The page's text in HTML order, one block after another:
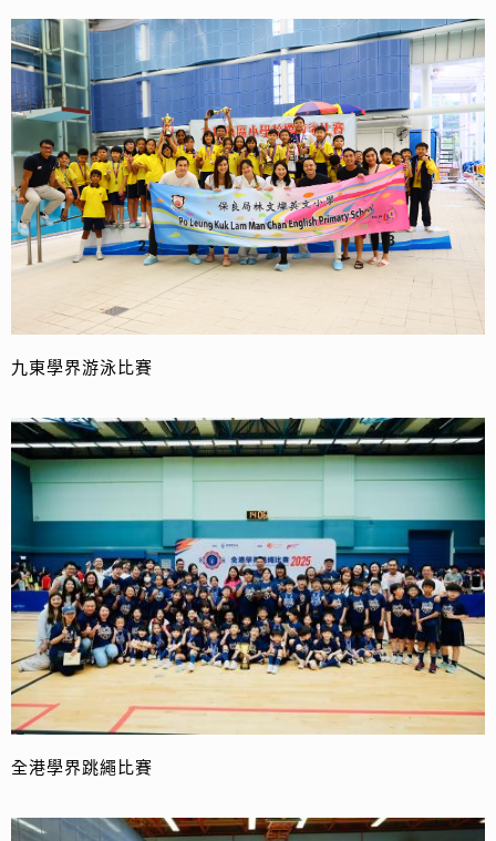
九東學界游泳比賽
全港學界跳繩比賽